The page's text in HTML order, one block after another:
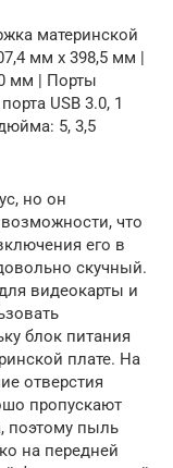
материнской
мм x 398,5 мм |
мм | Порты
USB 3.0, 1
5, 3,5
но он
что
его в
скучный.
видеокарты и
блок питания
плате. На
отверстия
пропускают
поэтому пыль
на передней